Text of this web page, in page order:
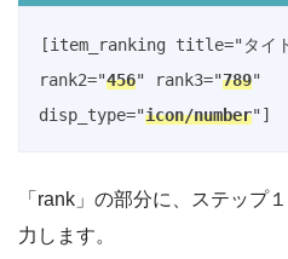
[item_ranking title="タイ
rank2="456" rank3="789"
disp_type="icon/number"]
「rank」の部分に、ステップ
力します。